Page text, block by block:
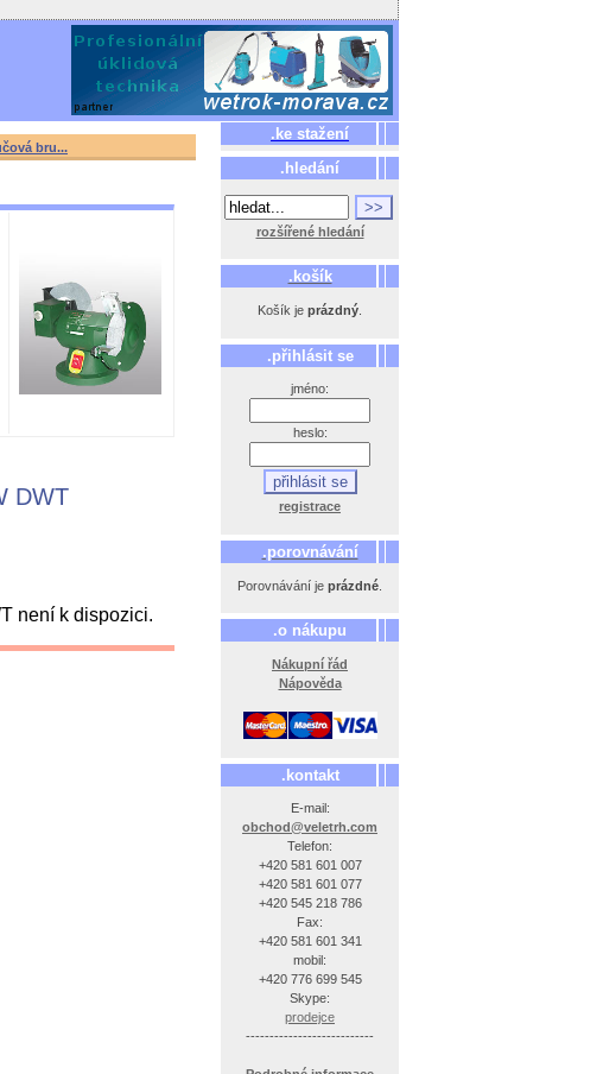
.ke stažení
.hledání
rozšířené hledání
.košík
Košík je prázdný
.přihlásit se
jméno:
heslo:
registrace
.porovnávání
Porovnávání je prázdné
.o nákupu
Nákupní řád
Nápověda
.kontakt
E-mail:
obchod@veletrh.com
Telefon:
+420 581 601 007
+420 581 601 077
+420 545 218 786
Fax:
+420 581 601 341
mobil:
+420 776 699 545
Skype:
prodejce
---------------------------
bru...
DWT
není k dispozici.